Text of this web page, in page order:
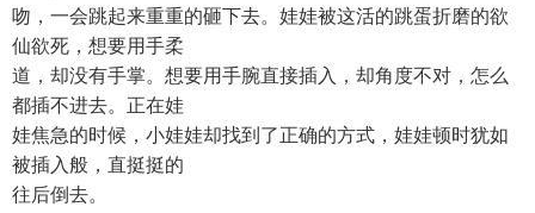
吻，一会跳起来重重的砸下去。娃娃被这活的跳蛋折磨的欲
仙欲死，想要用手柔
道，却没有手掌。想要用手腕直接插入，却角度不对，怎么
都插不进去。正在娃
娃焦急的时候，小娃娃却找到了正确的方式，娃娃顿时犹如
被插入般，直挺挺的
往后倒去。